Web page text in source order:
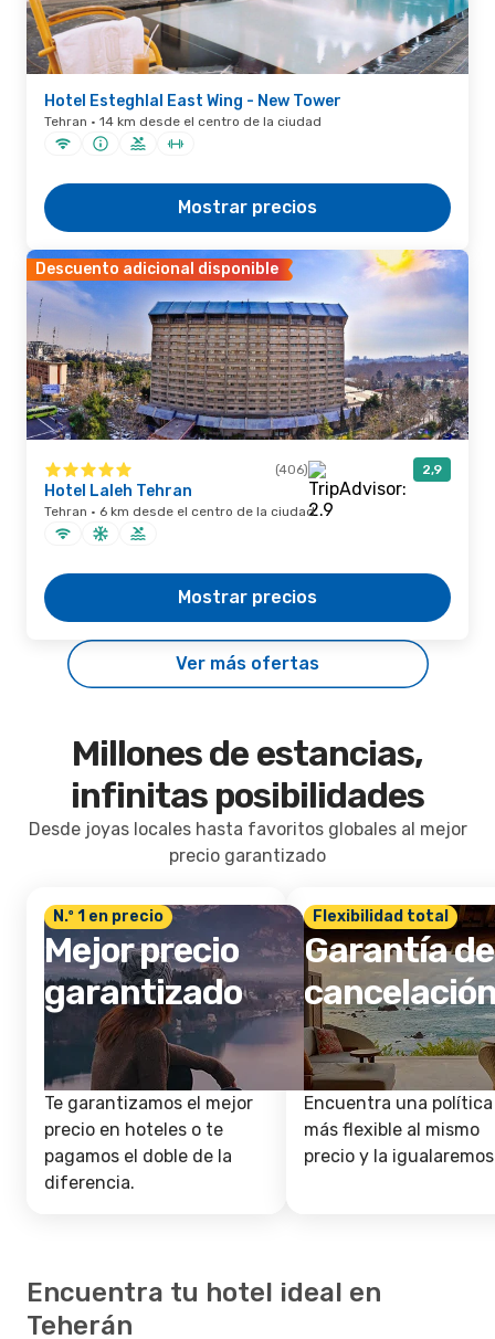
Hotel Esteghlal East Wing - New Tower
Tehran · 14 km desde el centro de la ciudad
Mostrar precios
Descuento adicional disponible
(406) 2,9
Hotel Laleh Tehran
Tehran · 6 km desde el centro de la ciudad
Mostrar precios
Ver más ofertas
Millones de estancias,
infinitas posibilidades
Desde joyas locales hasta favoritos globales al mejor
precio garantizado
N.º 1 en precio
Mejor precio
garantizado
Te garantizamos el mejor
precio en hoteles o te
pagamos el doble de la
diferencia.
Flexibilidad total
Garantía de
Encuentra una política
más flexible al mismo
precio y la
Encuentra tu hotel ideal en
Teherán